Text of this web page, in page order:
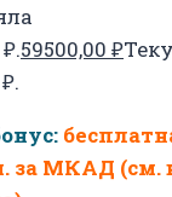
59500,00 ₽
за МКАД (см.